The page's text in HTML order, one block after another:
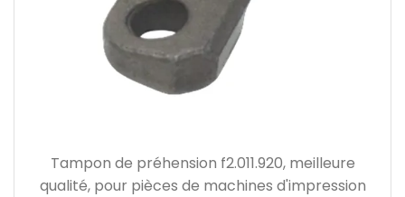
Tampon de préhension f2.011.920, meilleure
qualité, pour pièces de machines d'impression